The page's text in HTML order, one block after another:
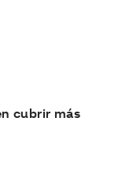
cubrir más